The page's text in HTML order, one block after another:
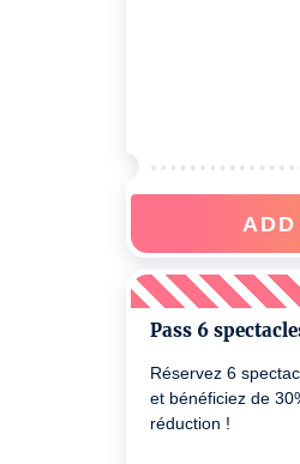
ADD
Pass 6
Réservez 6
et bénéficiez de
réduction !